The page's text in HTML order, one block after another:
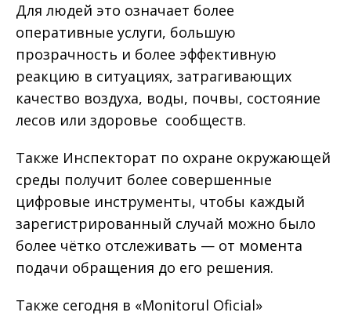
Для людей это означает более
оперативные услуги, большую
прозрачность и более эффективную
реакцию в ситуациях, затрагивающих
качество воздуха, воды, почвы, состояние
лесов или здоровье сообществ.
Также Инспекторат по охране окружающей
среды получит более совершенные
цифровые инструменты, чтобы каждый
зарегистрированный случай можно было
более чётко отслеживать — от момента
подачи обращения до его решения.
Также сегодня в «Monitorul Oficial»